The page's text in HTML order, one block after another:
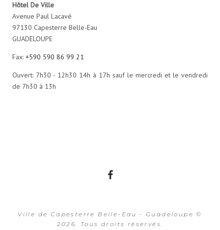
Hôtel De Ville
Avenue Paul Lacavé
97130 Capesterre Belle-Eau
GUADELOUPE
Fax: +590 590 86 99 21
Ouvert: 7h30 - 12h30 14h à 17h sauf le mercredi et le vendredi
de 7h30 à 13h
Ville de Capesterre Belle-Eau - Guadeloupe ©
2026. Tous droits réservés.